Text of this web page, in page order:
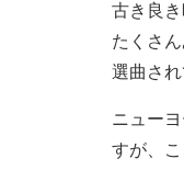
古き良
たくさ
選曲さ
ニュー
すが、